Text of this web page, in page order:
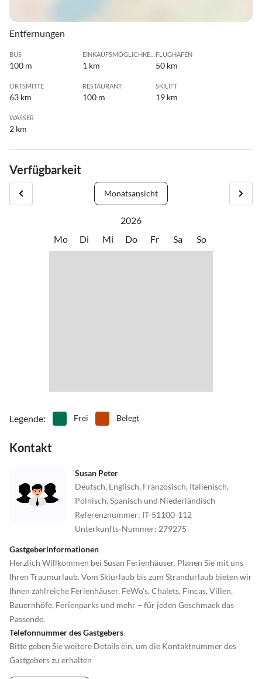
Entfernungen
BUS
100 m
EINKAUFSMÖGLICHKEIT
1 km
FLUGHAFEN
50 km
ORTSMITTE
63 km
RESTAURANT
100 m
SKILIFT
19 km
WASSER
2 km
Verfügbarkeit
Monatsansicht
2026
Mo
Di Mi Do Fr Sa So
Legende: Frei Belegt
Kontakt
Susan Peter
Deutsch, Englisch, Französisch, Italienisch,
Polnisch, Spanisch und Niederländisch
Referenznummer: IT-51100-112
Unterkunfts-Nummer: 279275
Gastgeberinformationen
Herzlich Willkommen bei Susan Ferienhäuser. Planen Sie mit uns
Ihren Traumurlaub. Vom Skiurlaub bis zum Strandurlaub bieten wir
Ihnen zahlreiche Ferienhäuser, FeWo’s, Chalets, Fincas, Villen,
Bauernhöfe, Ferienparks und mehr – für jeden Geschmack das
Passende.
Telefonnummer des Gastgebers
Bitte geben Sie weitere Details ein, um die Kontaktnummer des
Gastgebers zu erhalten